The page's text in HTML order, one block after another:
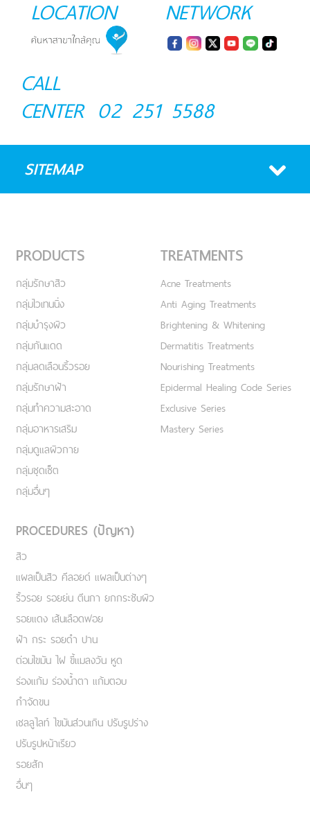
LOCATION
NETWORK
CALL
CENTER 02 251 5588
SITEMAP
PRODUCTS
กลุ่มรักษาสิว
กลุ่มไวเทนนิ่ง
กลุ่มบำรุงผิว
กลุ่มกันแดด
กลุ่มลดเลือนริ้วรอย
กลุ่มรักษาฝ้า
กลุ่มทำความสะอาด
กลุ่มอาหารเสริม
กลุ่มดูแลผิวกาย
กลุ่มชุดเซ็ต
กลุ่มอื่นๆ
TREATMENTS
Acne Treatments
Anti Aging Treatments
Brightening & Whitening
Dermatitis Treatments
Nourishing Treatments
Epidermal Healing Code Series
Exclusive Series
Mastery Series
PROCEDURES (ปัญหา)
สิว
แผลเป็นสิว คีลอยด์ แผลเป็นต่างๆ
ริ้วรอย รอยย่น ตีนกา ยกกระชับผิว
รอยแดง เส้นเลือดฟอย
ฝ้า กระ รอยดำ ปาน
ต่อมไขมัน ไฝ ขี้แมลงวัน หูด
ร่องแก้ม ร่องน้ำตา แก้มตอบ
กำจัดขน
เชลลูไลท์ ไขมันส่วนเกิน ปรับรูปร่าง
ปรับรูปหน้าเรียว
รอยสัก
อื่นๆ